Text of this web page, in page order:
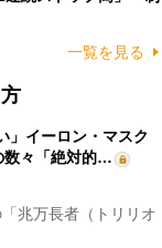
一覧を見る
」イーロン・マスク
数々「絶対的…
兆万長者（トリリオ